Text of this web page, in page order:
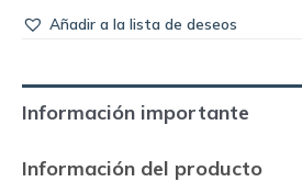
Añadir a la lista de deseos
Información importante
Información del producto